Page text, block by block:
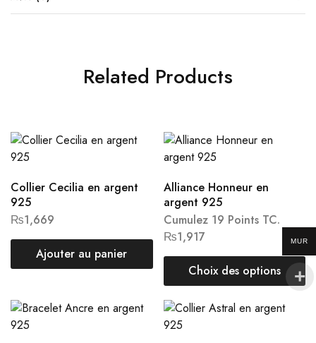
Related Products
Collier Cecilia en argent
925
₨1,669
Ajouter au panier
Alliance Honneur en
argent 925
Cumulez 19 Points TC.
₨1,917
Choix des options
MUR